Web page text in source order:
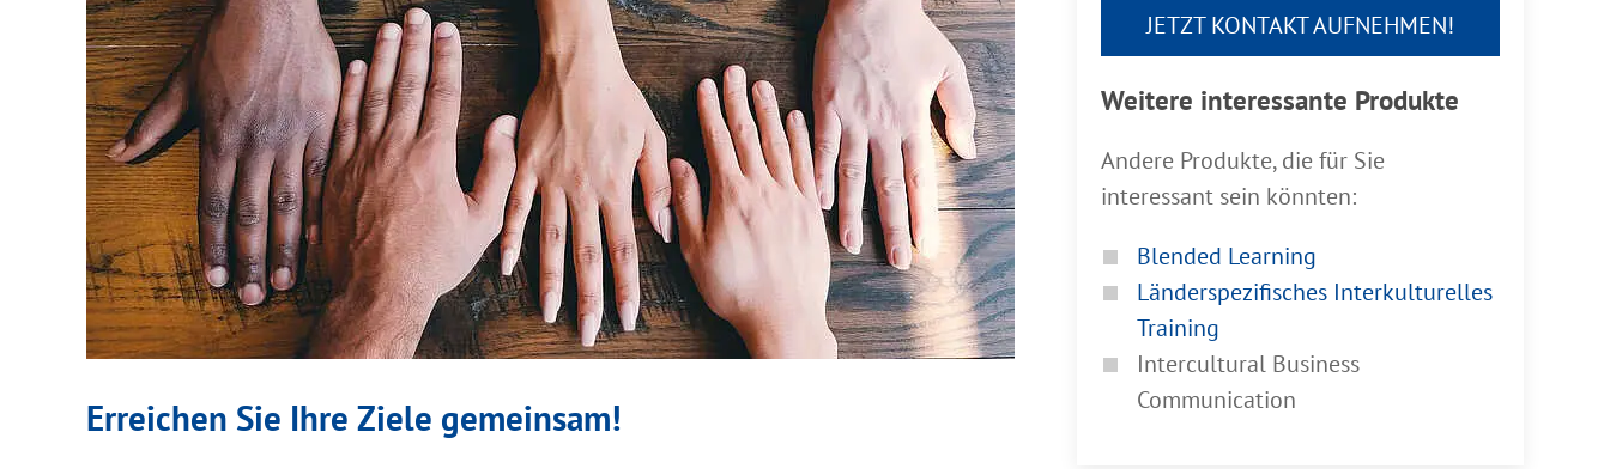
Erreichen Sie Ihre Ziele gemeinsam!
JETZT KONTAKT AUFNEHMEN!
Weitere interessante Produkte
Andere Produkte, die für Sie
interessant sein könnten:
Blended Learning
Länderspezifisches Interkulturelles
Training
Intercultural Business
Communication